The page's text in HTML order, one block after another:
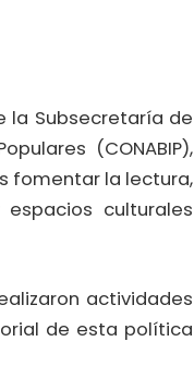
la Subsecretaría de
(CONABIP),
fomentar la lectura,
culturales
actividades
de esta política